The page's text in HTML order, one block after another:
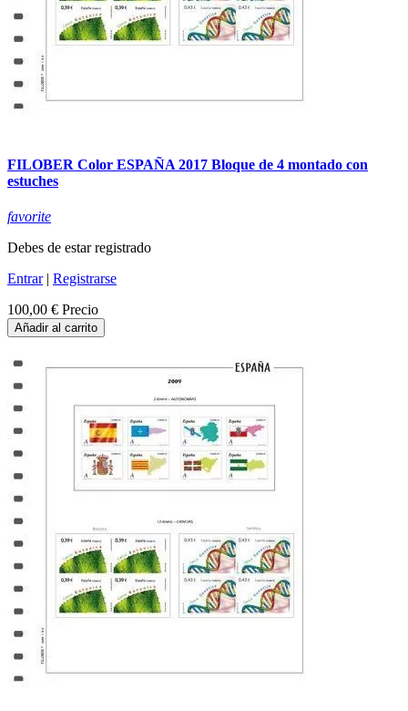
FILOBER Color ESPAÑA 2017 Bloque de 4 montado con
estuches
favorite
Debes de estar registrado
Entrar| Registrarse
100,00 € Precio
Añadir al carrito